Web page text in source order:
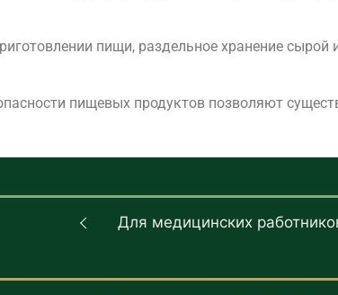
пищи, раздельное хранение сырой
пищевых продуктов позволяют
Для медицинских